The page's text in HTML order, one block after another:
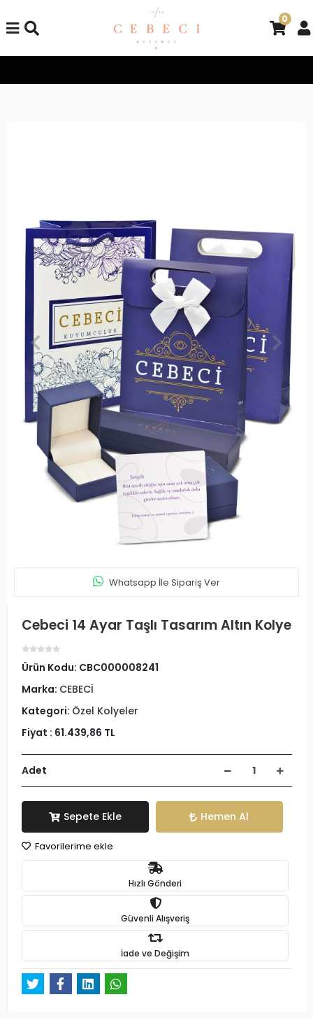
0
Whatsapp İle Sipariş Ver
Cebeci 14 Ayar Taşlı Tasarım Altın Kolye
Ürün Kodu: CBC000008241
Marka: CEBECİ
Kategori: Özel Kolyeler
Fiyat : 61.439,86 TL
Adet
Sepete Ekle Hemen Al
Favorilerime ekle
Hızlı Gönderi
Güvenli Alışveriş
İade ve Değişim